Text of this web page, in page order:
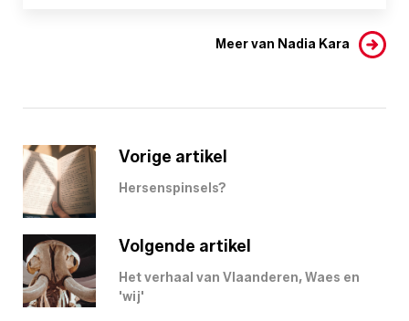
Meer van Nadia Kara
Vorige artikel
Hersenspinsels?
Volgende artikel
Het verhaal van Vlaanderen, Waes en
'wij'